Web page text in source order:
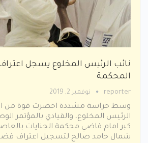
نائب الرئيس المخلوع يسجل
المحكمة
reporter نوفمبر 2, 2019
وسط حراسة مشددة احضرت قوة من
الرئيس المخلوع، والقيادي بالمؤتمر
كبر امام قاضي محكمة الجنايات
شمال حامد صالح لتسجيل اعتراف